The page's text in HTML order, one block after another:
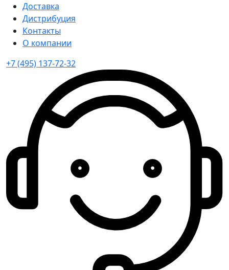
Доставка
Дистрибуция
Контакты
О компании
+7 (495) 137-72-32